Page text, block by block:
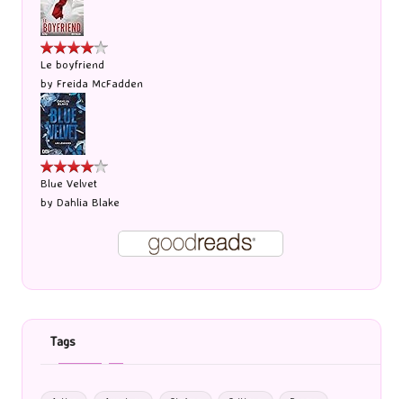
Le boyfriend
by Freida McFadden
Blue Velvet
by Dahlia Blake
Tags